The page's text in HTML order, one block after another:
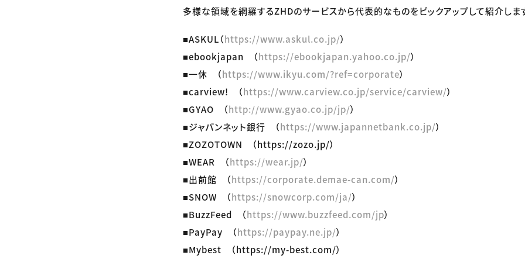
多様な領域を網羅するZHDのサービスから代表的なものをピックアップして紹介しま
■ASKUL（https://www.askul.co.jp/）
■ebookjapan （https://ebookjapan.yahoo.co.jp/）
■一休 （https://www.ikyu.com/?ref=corporate）
■carview! （https://www.carview.co.jp/service/carview/）
■GYAO （http://www.gyao.co.jp/jp/）
■ジャパンネット銀行 （https://www.japannetbank.co.jp/）
■ZOZOTOWN （https://zozo.jp/）
■WEAR （https://wear.jp/）
■出前館 （https://corporate.demae-can.com/）
■SNOW （https://snowcorp.com/ja/）
■BuzzFeed （https://www.buzzfeed.com/jp）
■PayPay （https://paypay.ne.jp/）
■Mybest （https://my-best.com/）